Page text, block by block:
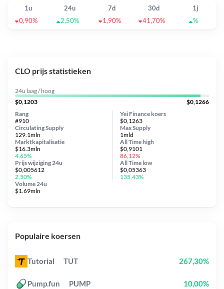
1u 24u 7d 30d
1j
0,90%
2,50% 1,90% 41,70% %
CLO prijs statistieken
24u laag / hoog
$0,1203
$0,1266
Yei Finance koers
$0,1263
Circulating Supply
129.1mln
Prijs wijziging 24u
$0,005612
2,50%
Max Supply
1mld
Marktkapitalisatie
$16.3mln
4,65%
Volume 24u
$1.69mln
Rang
#910
All Timehigh
$0,9101
86,12%
All Time low
$0,05363
135,43%
Populaire koersen
Tutorial TUT 267,30%
Pump.fun PUMP 10,00%